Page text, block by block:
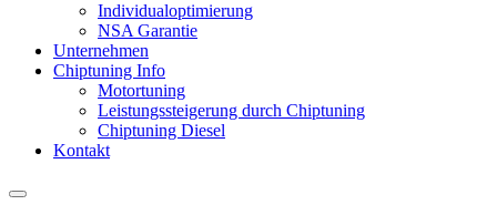
Individualoptimierung
NSA Garantie
Unternehmen
Chiptuning Info
Motortuning
Leistungssteigerung durch Chiptuning
Chiptuning Diesel
Kontakt